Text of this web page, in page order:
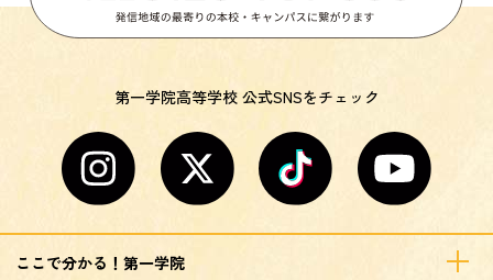
第一学院高等学校 公式SNSをチェック
ここで分かる！第一学院